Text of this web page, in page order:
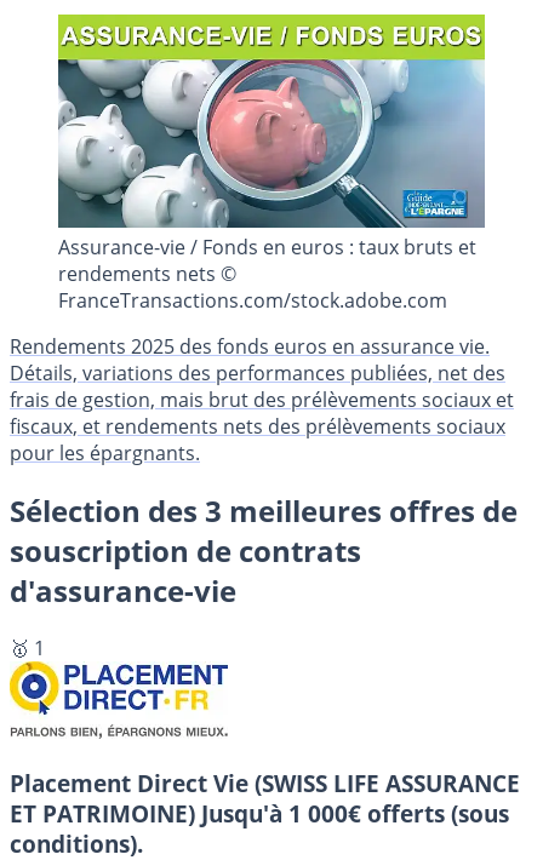
Assurance-vie / Fonds en euros : taux bruts et
rendements nets ©
FranceTransactions.com/stock.adobe.com
Rendements 2025 des fonds euros en assurance vie.
Détails, variations des performances publiées, net des
frais de gestion, mais brut des prélèvements sociaux et
fiscaux, et rendements nets des prélèvements sociaux
pour les épargnants.
Sélection des 3 meilleures offres de
souscription de contrats
d'assurance-vie
🥇 1
Placement Direct Vie (SWISS LIFE ASSURANCE
ET PATRIMOINE) Jusqu'à 1 000€ offerts (sous
conditions).